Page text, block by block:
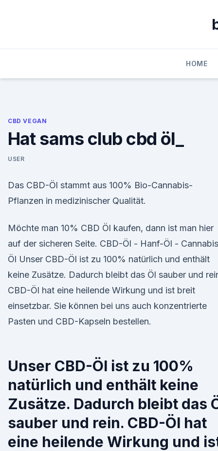
HOME
CBD VEGAN
Hat sams club cbd öl_
USER
Das CBD-Öl stammt aus 100% Bio-Cannabis-
Pflanzen in medizinischer Qualität.
Möchte man 10% CBD Öl kaufen, dann ist man hier
auf der sicheren Seite. CBD-Öl - Hanf-Öl - Cannabis
Öl Unser CBD-Öl ist zu 100% natürlich und enthält
keine Zusätze. Dadurch bleibt das Öl sauber und
CBD-Öl hat eine heilende Wirkung und ist breit
einsetzbar. Sie können bei uns auch konzentrierte
Pasten und CBD-Kapseln bestellen.
Unser CBD-Öl ist zu 100%
natürlich und enthält keine
Zusätze. Dadurch bleibt das
sauber und rein. CBD-Öl hat
eine heilende Wirkung und